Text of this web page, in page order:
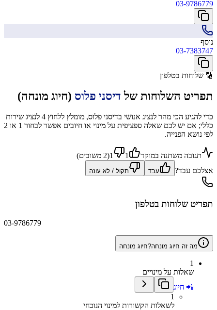
03-9786779
נוסף
03-7383747
🔢 שלוחות בטלפון
תפריט השלוחות של דיסני פלוס (חיוג מונחה)
כדי להגיע הכי מהר לנציג אנושי בדיסני פלוס, מומלץ ללחוץ 4 לנציג שירות
כללי; אם יש לכם שאלה ספציפית על מינוי או חיובים אפשר לבחור 1 או 2
לפי נושא הפנייה.
תגובה משתנה במוקד 1
1
(
2 משובים)
אצלכם עבד?
עבד תקול / לא עונה
תפריט שלוחות בטלפון
03-9786779
מה זה חיוג מונחה?חיוג מונחה
1
שאלות על מינויים
📲 חיוג
1
לשאלות הקשורות למינוי הנוכחי